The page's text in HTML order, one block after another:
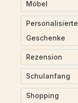
Möbel
Personalisierte
Geschenke
Rezension
Schulanfang
Shopping